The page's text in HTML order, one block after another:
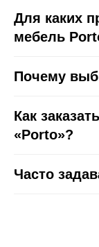
Для каких
мебель
Почему
Как
«Porto»?
Часто
+7(8172)72-20-53
os-mebel@mail.ru
ООО «Офис Стиль»
ИНН 3525113176
ОГРН 1023500886310